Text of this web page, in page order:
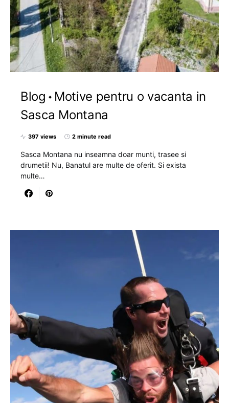
Blog
Motive pentru o vacanta in
Sasca Montana
397 views 2 minute read
Sasca Montana nu inseamna doar munti, trasee si
drumetii! Nu, Banatul are multe de oferit. Si exista
multe…